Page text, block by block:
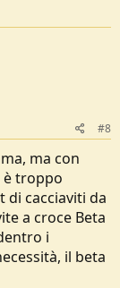
#8
ma con
troppo
di cacciaviti da
a croce Beta
i
il beta